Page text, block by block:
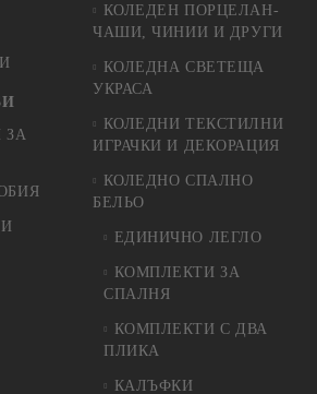
ЗА
КОЛЕДЕН ПОРЦЕЛАН-
ЧАШИ, ЧИНИИ И ДРУГИ
КОЛЕДНА СВЕТЕЩА
УКРАСА
КОЛЕДНИ ТЕКСТИЛНИ
ИГРАЧКИ И ДЕКОРАЦИЯ
КОЛЕДНO СПАЛНO
БЕЛЬО
ЕДИНИЧНО ЛЕГЛО
КОМПЛЕКТИ ЗА
СПАЛНЯ
КОМПЛЕКТИ С ДВА
ПЛИКА
КАЛЪФКИ